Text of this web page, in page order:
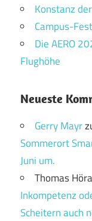
Konstanz
Campus-
Die AERO
Flughöhe
Neueste
Gerry Mayr
Sommerort
Juni um.
Thomas
Inkompetenz
Scheitern auch